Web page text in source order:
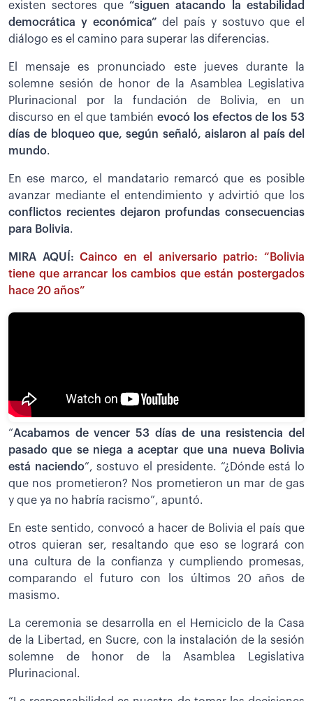
existen sectores que“siguen atacando la estabilidad
democrática y económica”del país y sostuvo que el
diálogo es el camino para superar las diferencias.
El mensaje es pronunciado este jueves durante la
solemne sesión de honor de la Asamblea Legislativa
Plurinacional por la fundación de Bolivia, en un
discurso en el que también evocó los efectos de los 53
días de bloqueo que, según señaló, aislaron al país del
mundo.
En ese marco, el mandatario remarcó que es posible
avanzar mediante el entendimiento y advirtió que los
conflictos recientes dejaron profundas consecuencias
para Bolivia.
MIRA AQUÍ:Cainco en el aniversario patrio: “Bolivia
tiene que arrancar los cambios que están postergados
hace 20 años”
“Acabamos de vencer 53 días de una resistencia del
pasado que se niega a aceptar que una nueva Bolivia
está naciendo”, sostuvo el presidente. “¿Dónde está lo
que nos prometieron? Nos prometieron un mar de gas
y que ya no habría racismo”, apuntó.
En este sentido, convocó a hacer de Bolivia el país que
otros quieran ser, resaltando que eso se logrará con
una cultura de la confianza y cumpliendo promesas,
comparando el futuro con los últimos 20 años de
masismo.
La ceremonia se desarrolla en el Hemiciclo de la Casa
de la Libertad, en Sucre, con la instalación de la sesión
solemne de honor de la Asamblea Legislativa
Plurinacional.